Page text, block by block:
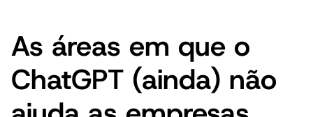
As áreas em que o
ChatGPT (ainda) não